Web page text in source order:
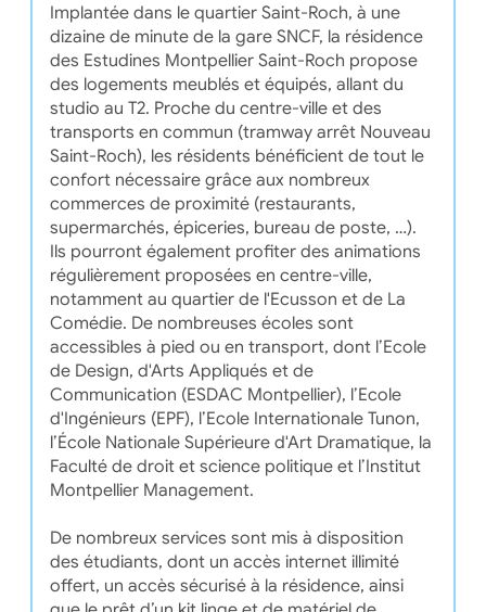
Implantée dans le quartier Saint-Roch, à une
dizaine de minute de la gare SNCF, la résidence
des Estudines Montpellier Saint-Roch propose
des logements meublés et équipés, allant du
studio au T2. Proche du centre-ville et des
transports en commun (tramway arrêt Nouveau
Saint-Roch), les résidents bénéficient de tout le
confort nécessaire grâce aux nombreux
commerces de proximité (restaurants,
supermarchés, épiceries, bureau de poste, …).
Ils pourront également profiter des animations
régulièrement proposées en centre-ville,
notamment au quartier de l'Ecusson et de La
Comédie. De nombreuses écoles sont
accessibles à pied ou en transport, dont l’Ecole
de Design, d'Arts Appliqués et de
Communication (ESDAC Montpellier), l’Ecole
d'Ingénieurs (EPF), l’Ecole Internationale Tunon,
l’École Nationale Supérieure d'Art Dramatique, la
Faculté de droit et science politique et l’Institut
Montpellier Management.
De nombreux services sont mis à disposition
des étudiants, dont un accès internet illimité
offert, un accès sécurisé à la résidence, ainsi